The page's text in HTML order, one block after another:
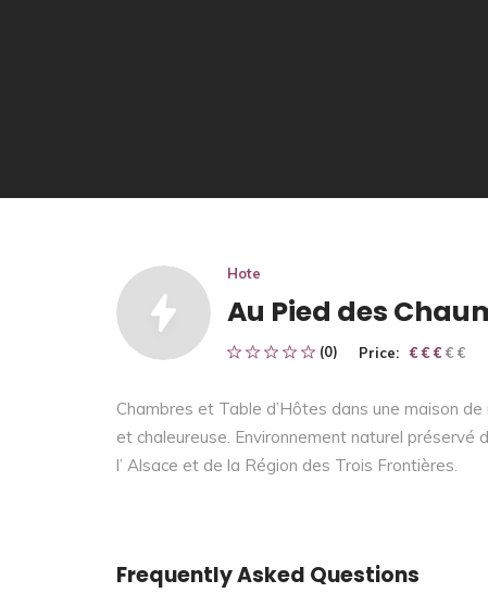
Hote
Au Pied des
(0) Price: € € € € €
€ € €
Chambres et Table d’Hôtes dans une maison
et chaleureuse. Environnement naturel
l’ Alsace et de la Région des Trois Frontières.
Frequently Asked Questions